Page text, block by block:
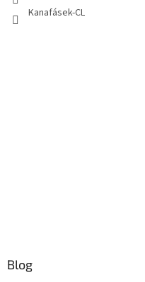
Kanafásek-CL
Blog